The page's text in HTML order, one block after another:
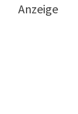
Anzeige